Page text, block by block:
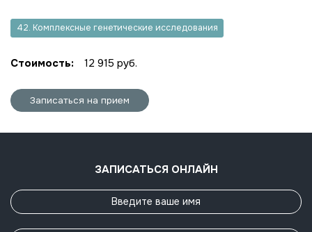
42. Комплексные генетические исследования
Стоимость: 12 915 руб.
Записаться на прием
ЗАПИСАТЬСЯ ОНЛАЙН